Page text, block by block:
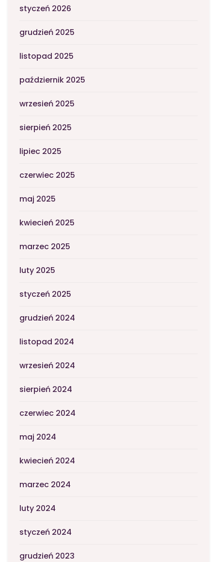
styczeń 2026
grudzień 2025
listopad 2025
październik 2025
wrzesień 2025
sierpień 2025
lipiec 2025
czerwiec 2025
maj 2025
kwiecień 2025
marzec 2025
luty 2025
styczeń 2025
grudzień 2024
listopad 2024
wrzesień 2024
sierpień 2024
czerwiec 2024
maj 2024
kwiecień 2024
marzec 2024
luty 2024
styczeń 2024
grudzień 2023